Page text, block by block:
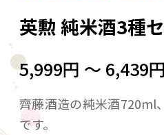
英勲 純米酒3種
5,999円 ～ 6,439円
齊藤酒造の純米酒720ml
です。